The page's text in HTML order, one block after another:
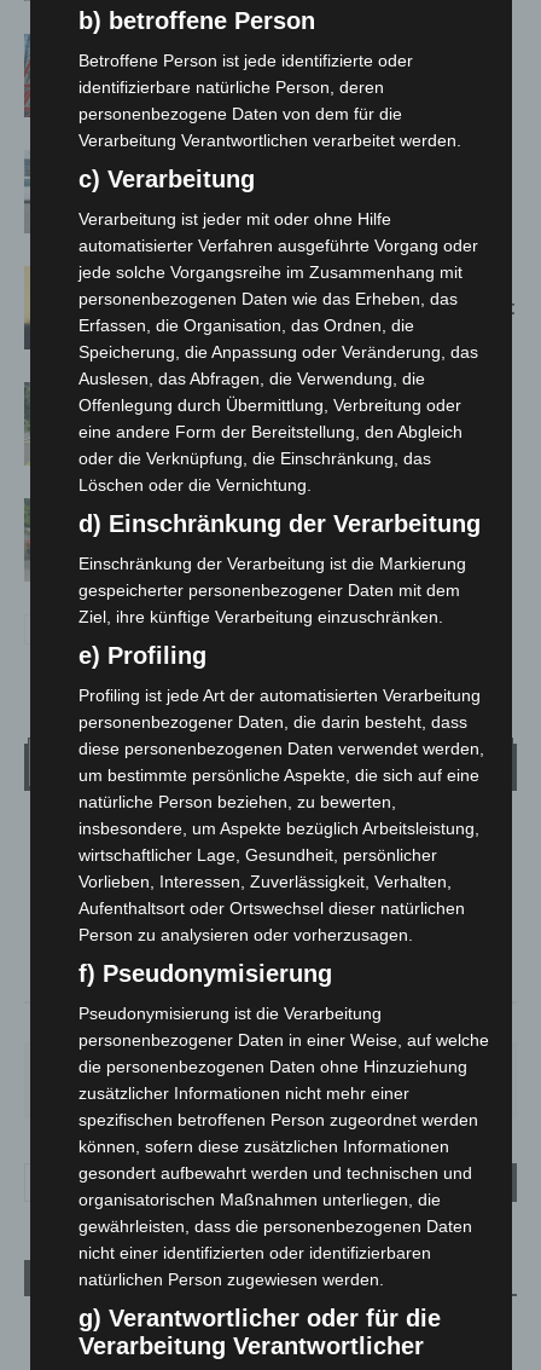
zwischen Hannover-West und
Bothfeld
kehren nach Waldbrandeinsatz aus
Spanien zurück
Hannover: Erste Tigermücken-
Population in Niedersachsen entdeckt
Brand im „Haus der Begegnung“ in
Neuwarmbüchen schnell eingedämmt
Region Hannover: 21 neue
Notfallsanitäter starten beim Roten
Kreuz
Wetter
LANGENHAGEN
Klarer Himmel
25.1°C 25.5°
34% 2.6m/s
SA.
26°
SO.
34°
MO.
26 °
DI.
23°
MI.
Aktuelle Beiträge
Kunst trifft Weingenuss: Barbara-Susann Mehring zeigt ihre
Werke im Jacques’ Wein-Depot Isernhagen
b) betroffene Person
Betroffene Person ist jede identifizierte oder
identifizierbare natürliche Person, deren
personenbezogene Daten von dem für die
Verarbeitung Verantwortlichen verarbeitet werden.
c) Verarbeitung
Verarbeitung ist jeder mit oder ohne Hilfe
automatisierter Verfahren ausgeführte Vorgang oder
jede solche Vorgangsreihe im Zusammenhang mit
personenbezogenen Daten wie das Erheben, das
Erfassen, die Organisation, das Ordnen, die
Speicherung, die Anpassung oder Veränderung, das
Auslesen, das Abfragen, die Verwendung, die
Offenlegung durch Übermittlung, Verbreitung oder
eine andere Form der Bereitstellung, den Abgleich
oder die Verknüpfung, die Einschränkung, das
Löschen oder die Vernichtung.
d) Einschränkung der Verarbeitung
Einschränkung der Verarbeitung ist die Markierung
gespeicherter personenbezogener Daten mit dem
Ziel, ihre künftige Verarbeitung einzuschränken.
e) Profiling
Profiling ist jede Art der automatisierten Verarbeitung
personenbezogener Daten, die darin besteht, dass
diese personenbezogenen Daten verwendet werden,
um bestimmte persönliche Aspekte, die sich auf eine
natürliche Person beziehen, zu bewerten,
insbesondere, um Aspekte bezüglich Arbeitsleistung,
wirtschaftlicher Lage, Gesundheit, persönlicher
Vorlieben, Interessen, Zuverlässigkeit, Verhalten,
Aufenthaltsort oder Ortswechsel dieser natürlichen
Person zu analysieren oder vorherzusagen.
f) Pseudonymisierung
Pseudonymisierung ist die Verarbeitung
personenbezogener Daten in einer Weise, auf welche
die personenbezogenen Daten ohne Hinzuziehung
zusätzlicher Informationen nicht mehr einer
spezifischen betroffenen Person zugeordnet werden
können, sofern diese zusätzlichen Informationen
gesondert aufbewahrt werden und technischen und
organisatorischen Maßnahmen unterliegen, die
gewährleisten, dass die personenbezogenen Daten
nicht einer identifizierten oder identifizierbaren
natürlichen Person zugewiesen werden.
g) Verantwortlicher oder für die
Verarbeitung Verantwortlicher